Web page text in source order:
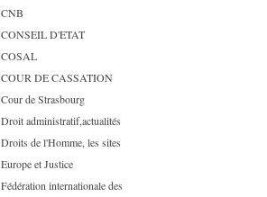
CNB
CONSEIL D'ETAT
COSAL
COUR DE CASSATION
Cour de Strasbourg
Droit administratif,actualités
Droits de l'Homme, les sites
Europe et Justice
Fédération internationale des